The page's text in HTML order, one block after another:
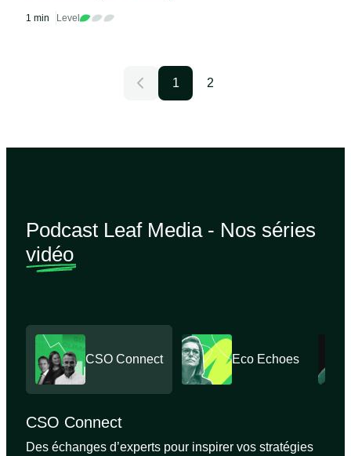
1 min Level
1 2
Podcast Leaf Media - Nos séries
vidéo
CSO Connect Eco Echoes
CSO Connect
Des échanges d’experts pour inspirer vos stratégies